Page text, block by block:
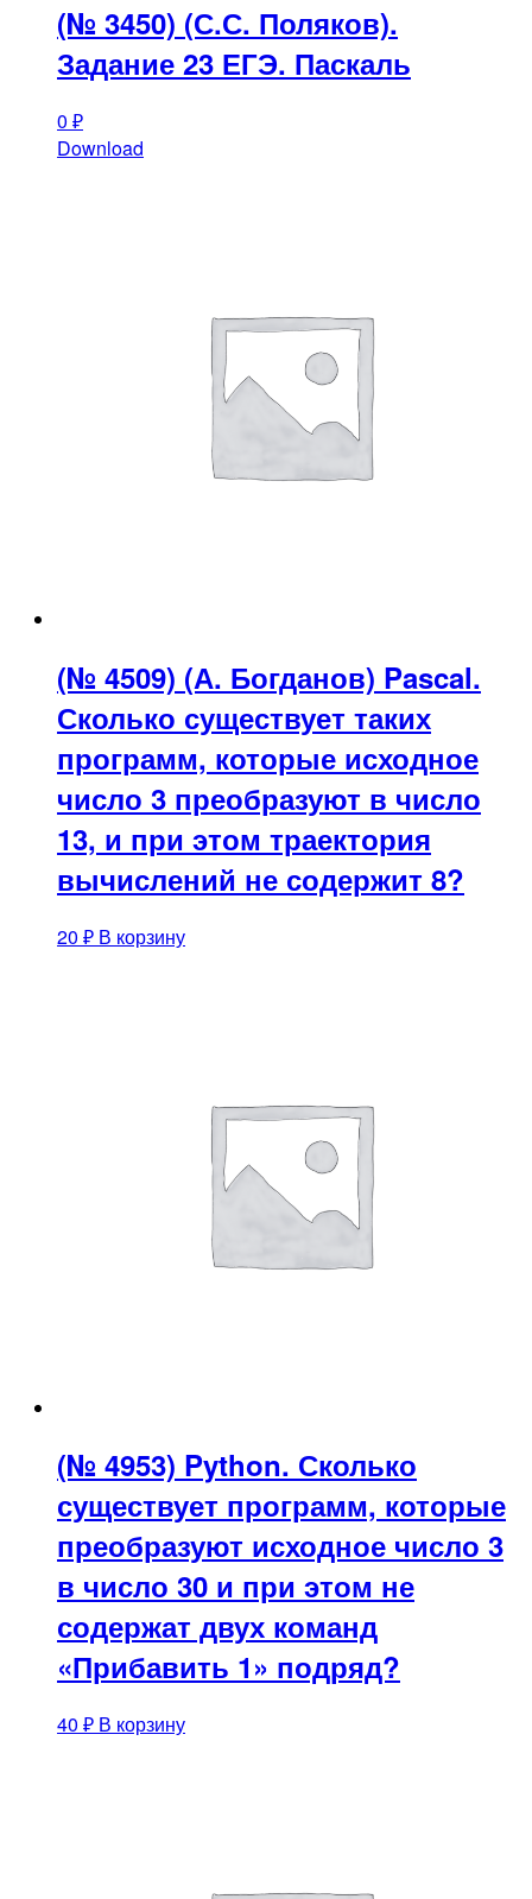
(№ 3450) (С.С. Поляков).
Задание 23 ЕГЭ. Паскаль
0 ₽
Download
(№ 4509) (А. Богданов) Pascal.
Сколько существует таких
программ, которые исходное
число 3 преобразуют в число
13, и при этом траектория
вычислений не содержит 8?
20 ₽ В корзину
(№ 4953) Python. Сколько
существует программ, которые
преобразуют исходное число 3
в число 30 и при этом не
содержат двух команд
«Прибавить 1» подряд?
40 ₽ В корзину